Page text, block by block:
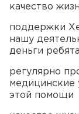
качество
поддержки
нашу
деньги
регулярно
медицинские
этой помощи